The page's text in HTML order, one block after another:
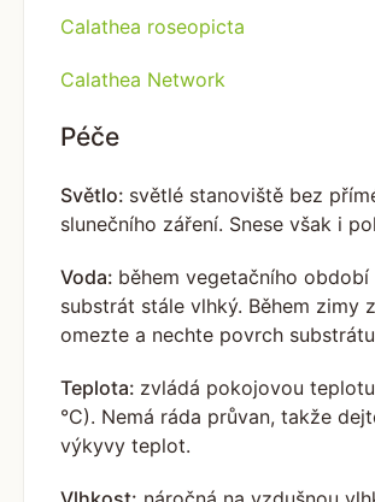
Calathea roseopicta
Calathea Network
Péče
Světlo: světlé stanoviště bez
slunečního záření. Snese však i
Voda: během vegetačního
substrát stále vlhký. Během zimy
omezte a nechte povrch
Teplota: zvládá pokojovou
°C). Nemá ráda průvan, takže
výkyvy teplot.